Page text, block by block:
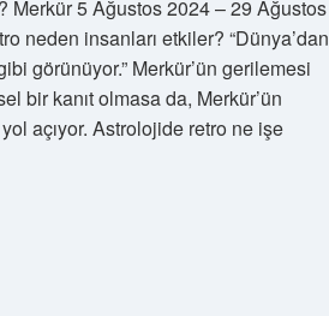
Merkür 5 Ağustos 2024 – 29 Ağustos
neden insanları etkiler? “Dünya’dan
görünüyor.” Merkür’ün gerilemesi
bir kanıt olmasa da, Merkür’ün
açıyor. Astrolojide retro ne işe